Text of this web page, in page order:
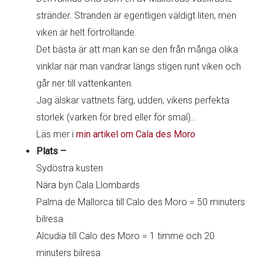
stränder. Stranden är egentligen väldigt liten, men
viken är helt förtrollande.
Det bästa är att man kan se den från många olika
vinklar när man vandrar längs stigen runt viken och
går ner till vattenkanten.
Jag älskar vattnets färg, udden, vikens perfekta
storlek (varken för bred eller för smal)…
Läs mer imin artikel om Cala des Moro
Plats –
Sydöstra kusten
Nära byn Cala Llombards
Palma de Mallorca till Calo des Moro = 50 minuters
bilresa
Alcudia till Calo des Moro = 1 timme och 20
minuters bilresa